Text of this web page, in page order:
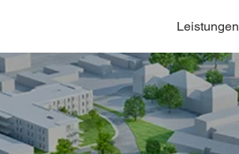
Leistungen